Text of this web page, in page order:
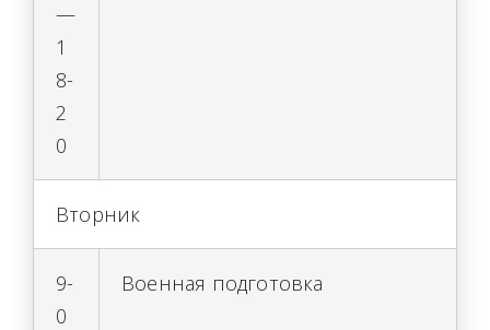
—
1
8-
2
0
Вторник
9-
0
Военная подготовка